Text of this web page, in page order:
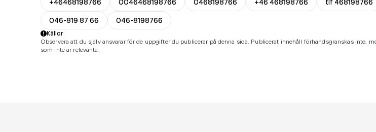
+46468198766 0046468198766 0468198766 +46 468198766 tlf 468198766
046-819 87 66
046-8198766
Källor
Observera att du själv ansvarar för de uppgifter du publicerar på denna sida. Publicerat innehåll förhandsgranskas
som inte är relevanta.